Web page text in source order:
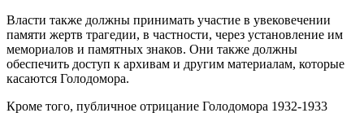
Власти также должны принимать участие в увековечении
памяти жертв трагедии, в частности, через установление им
мемориалов и памятных знаков. Они также должны
обеспечить доступ к архивам и другим материалам, которые
касаются Голодомора.
Кроме того, публичное отрицание Голодомора 1932-1933